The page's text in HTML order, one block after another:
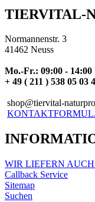
TIERVITAL-
Normannenstr. 3
41462 Neuss
Mo.-Fr.: 09:00 -
+ 49 ( 211 ) 538 05 03 4
shop@tiervital-
WIR LIEFERN
Callback Service
Sitemap
Suchen